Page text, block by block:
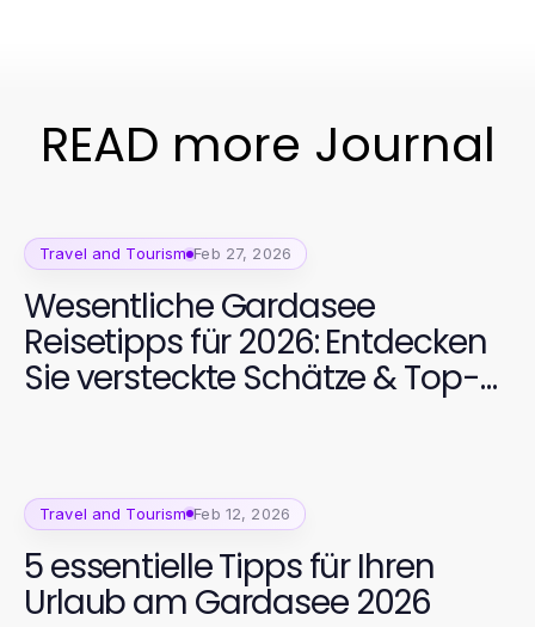
READ more Journal
Travel and Tourism Feb 27, 2026
Wesentliche Gardasee
Reisetipps für 2026: Entdecken
Sie versteckte Schätze & Top-
Travel and Tourism Feb 12, 2026
5 essentielle Tipps für Ihren
Urlaub am Gardasee 2026